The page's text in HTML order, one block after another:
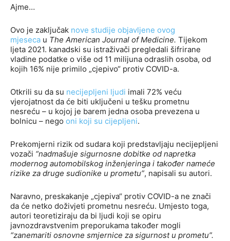
Ajme…
Ovo je zaključak nove studije objavljene ovog
mjeseca u The American Journal of Medicine. Tijekom
ljeta 2021. kanadski su istraživači pregledali šifrirane
vladine podatke o više od 11 milijuna odraslih osoba, od
kojih 16% nije primilo „cjepivo“ protiv COVID-a.
Otkrili su da su necijepljeni ljudi imali 72% veću
vjerojatnost da će biti uključeni u tešku prometnu
nesreću – u kojoj je barem jedna osoba prevezena u
bolnicu – nego oni koji su cijepljeni.
Prekomjerni rizik od sudara koji predstavljaju necijepljeni
vozači “nadmašuje sigurnosne dobitke od napretka
modernog automobilskog inženjeringa i također nameće
rizike za druge sudionike u prometu”, napisali su autori.
Naravno, preskakanje „cjepiva“ protiv COVID-a ne znači
da će netko doživjeti prometnu nesreću. Umjesto toga,
autori teoretiziraju da bi ljudi koji se opiru
javnozdravstvenim preporukama također mogli
“zanemariti osnovne smjernice za sigurnost u prometu”.